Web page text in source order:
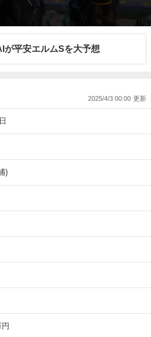
が平安エルムSを大予想
2025/4/3 00:00
)